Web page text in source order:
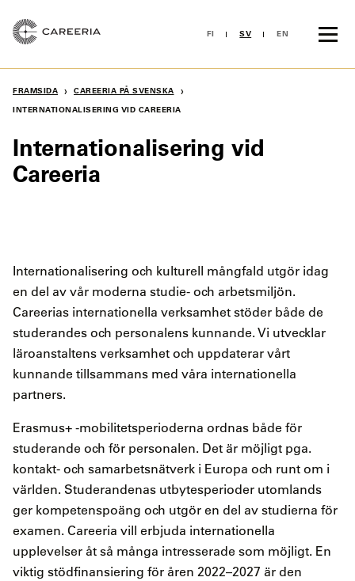
content
FI SV EN
FRAMSIDA › CAREERIA PÅ SVENSKA ›
INTERNATIONALISERING VID CAREERIA
Internationalisering vid
Careeria
Internationalisering och kulturell mångfald utgör idag
en del av vår moderna studie- och arbetsmiljön.
Careerias internationella verksamhet stöder både de
studerandes och personalens kunnande. Vi utvecklar
läroanstaltens verksamhet och uppdaterar vårt
kunnande tillsammans med våra internationella
partners.
Erasmus+ -mobilitetsperioderna ordnas både för
studerande och för personalen. Det är möjligt pga.
kontakt- och samarbetsnätverk i Europa och runt om i
världen. Studerandenas utbytesperioder utomlands
ger kompetenspoäng och utgör en del av studierna för
examen. Careeria vill erbjuda internationella
upplevelser åt så många intresserade som möjligt. En
viktig stödfinansiering för åren 2022–2027 är den